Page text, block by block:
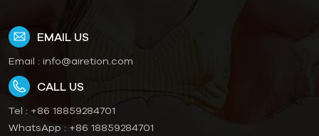
EMAIL US
Email : info@airetion.com
CALL US
Tel : +86 18859284701
WhatsApp : +86 18859284701